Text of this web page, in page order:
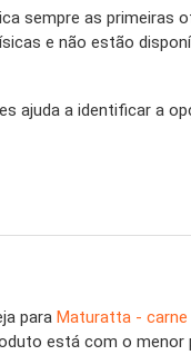
sempre as primeiras
e não estão
ajuda a identificar a
para Maturatta -
está com o